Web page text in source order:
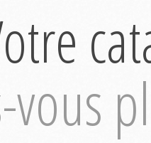
vous